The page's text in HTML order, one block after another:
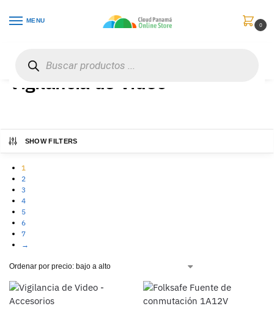
MENU
0
Vigilancia de Video
SHOW FILTERS
1
2
3
4
5
6
7
→